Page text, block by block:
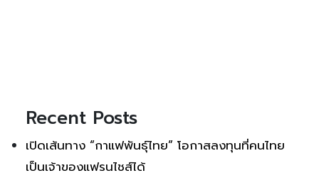
Recent Posts
เปิดเส้นทาง “กาแฟพันธุ์ไทย” โอกาสลงทุนที่คนไทย
เป็นเจ้าของแฟรนไชส์ได้